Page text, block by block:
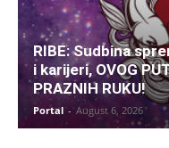
RIBE: Sudbina
i karijeri, OVOG
PRAZNIH RUKU!
Portal - August 6, 2026